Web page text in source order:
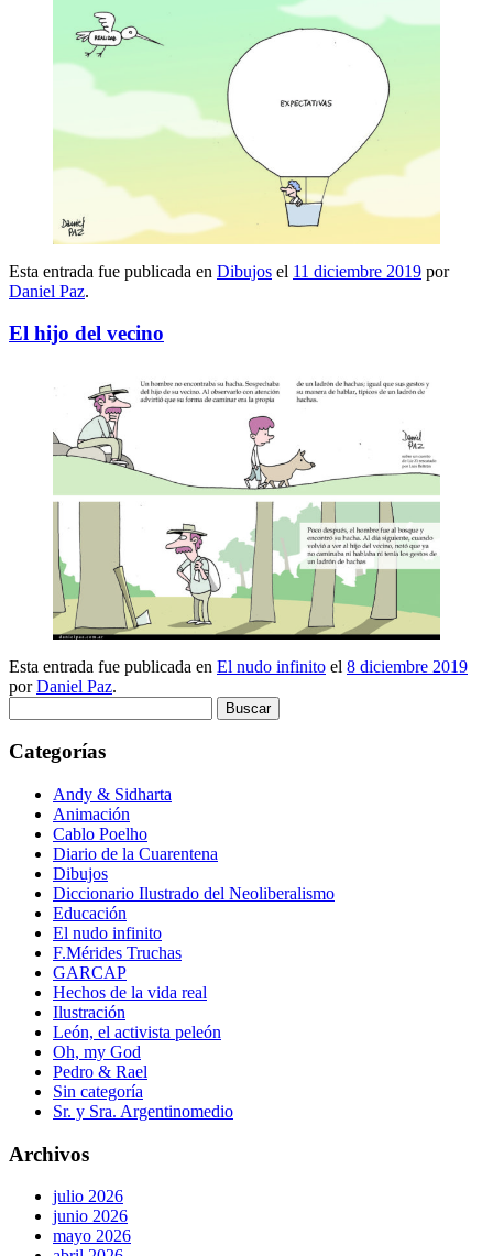
Esta entrada fue publicada en Dibujos el 11 diciembre 2019 por
Daniel Paz.
El hijo del vecino
Esta entrada fue publicada en El nudo infinito el 8 diciembre 2019
porDaniel Paz.
Categorías
Andy & Sidharta
Animación
Cablo Poelho
Diario de la Cuarentena
Dibujos
Diccionario Ilustrado del Neoliberalismo
Educación
El nudo infinito
F.Mérides Truchas
GARCAP
Hechos de la vida real
Ilustración
León, el activista peleón
Oh, my God
Pedro & Rael
Sin categoría
Sr. y Sra. Argentinomedio
Archivos
julio 2026
junio 2026
mayo 2026